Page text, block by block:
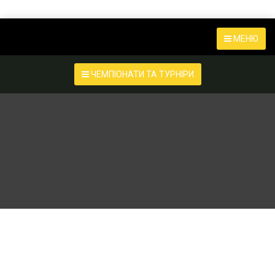
МЕНЮ
ЧЕМПІОНАТИ ТА ТУРНІРИ